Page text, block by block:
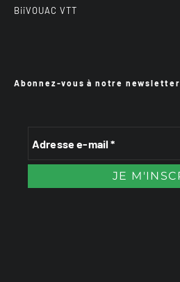
BiiVOUAC VTT
Abonnez-vous à notre newsletter